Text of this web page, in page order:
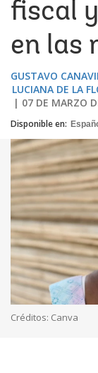
fiscal
en las
GUSTAVO
LUCIANA DE LA
07 DE MARZO
Disponible en:
Créditos: Canva